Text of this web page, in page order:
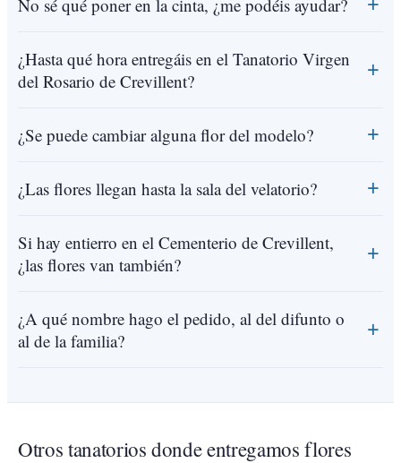
No sé qué poner en la cinta, ¿me podéis ayudar?
¿Hasta qué hora entregáis en el Tanatorio Virgen
del Rosario de Crevillent?
¿Se puede cambiar alguna flor del modelo?
¿Las flores llegan hasta la sala del velatorio?
Si hay entierro en el Cementerio de Crevillent,
¿las flores van también?
¿A qué nombre hago el pedido, al del difunto o
al de la familia?
Otros tanatorios donde entregamos flores